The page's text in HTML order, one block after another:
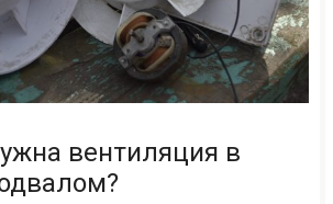
вентиляция в